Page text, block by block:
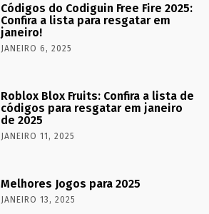
Códigos do Codiguin Free Fire 2025:
Confira a lista para resgatar em
janeiro!
JANEIRO 6, 2025
Roblox Blox Fruits: Confira a lista de
códigos para resgatar em janeiro
de 2025
JANEIRO 11, 2025
Melhores Jogos para 2025
JANEIRO 13, 2025